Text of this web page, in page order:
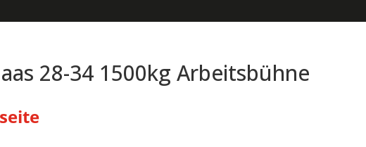
28-34 1500kg Arbeitsbühne